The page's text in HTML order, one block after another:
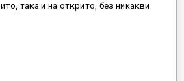
така и на открито, без никакви